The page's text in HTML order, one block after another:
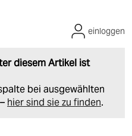
diesem Artikel ist
bei ausgewählten
hier sind sie zu finden.
einloggen